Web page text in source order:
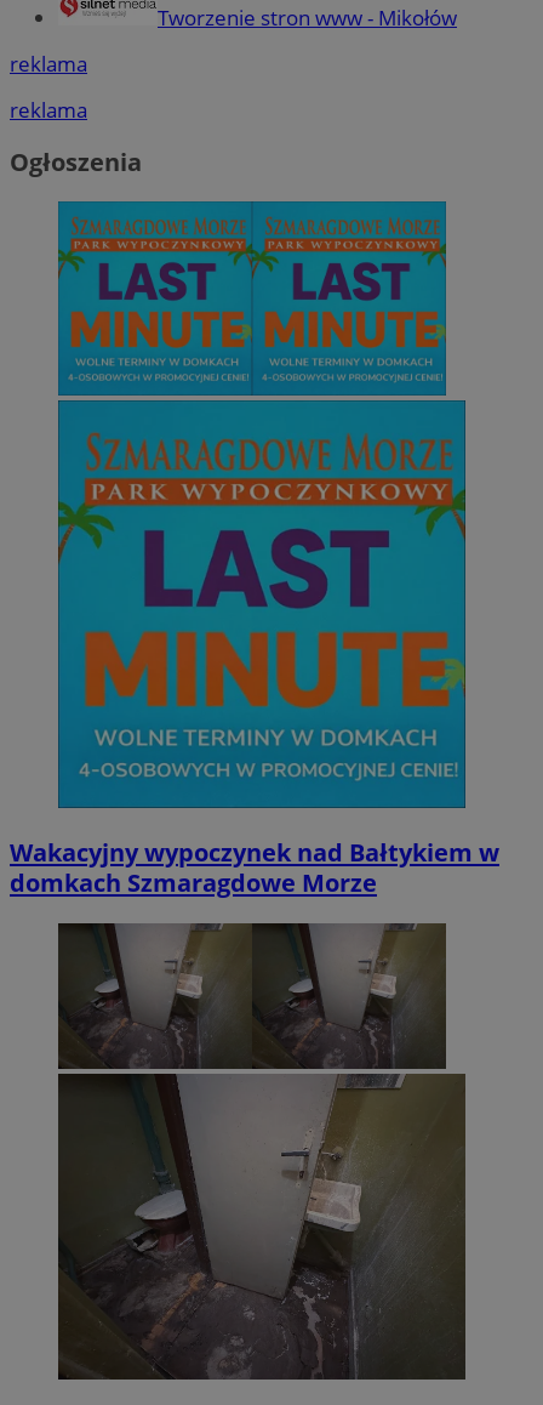
Tworzenie stron www - Mikołów
reklama
reklama
Ogłoszenia
Wakacyjny wypoczynek nad Bałtykiem w
domkach Szmaragdowe Morze